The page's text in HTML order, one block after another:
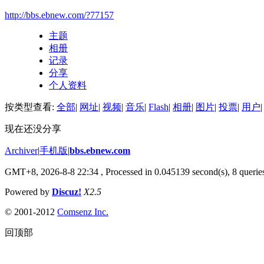
http://bbs.ebnew.com/?77157
主题
相册
记录
分享
个人资料
按类型查看: 全部| 网址| 视频| 音乐| Flash| 相册| 图片| 投票| 用户|
现在还没分享
Archiver|手机版|bbs.ebnew.com
GMT+8, 2026-8-8 22:34 , Processed in 0.045139 second(s), 8
Powered by Discuz! X2.5
© 2001-2012 Comsenz Inc.
回顶部